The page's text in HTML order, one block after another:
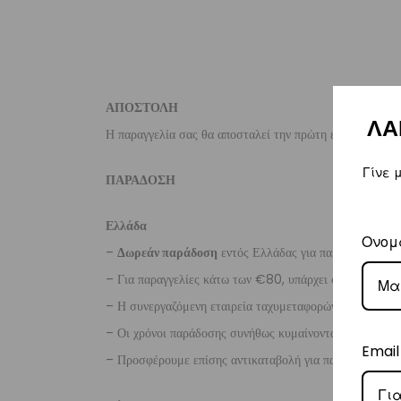
ΑΠΟΣΤΟΛΗ
Η παραγγελία σας θα αποσταλεί την πρώτη εργάσιμη
ΠΑΡΑΔΟΣΗ
Ελλάδα
– Δωρεάν παράδοση εντός Ελλάδας για παραγγελίες
– Για παραγγελίες κάτω των €80, υπάρχει σταθερή
– Η συνεργαζόμενη εταιρεία ταχυμεταφορών,
– Οι χρόνοι παράδοσης συνήθως κυμαίνονται από 1-3
– Προσφέρουμε επίσης αντικαταβολή για
Γίνε
Email